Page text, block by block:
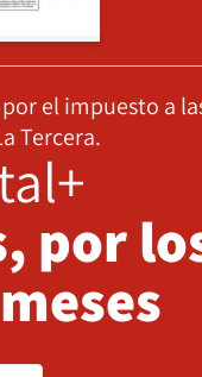
el impuesto a
Tercera.
por